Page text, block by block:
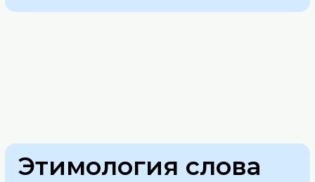
Этимология слова